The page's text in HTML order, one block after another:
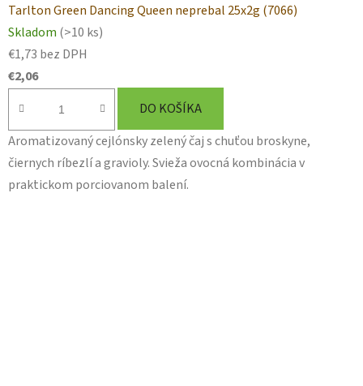
Tarlton Green Dancing Queen neprebal 25x2g (7066)
Skladom (>10 ks)
€1,73 bez DPH
€2,06
DO KOŠÍKA
Aromatizovaný cejlónsky zelený čaj s chuťou broskyne,
čiernych ríbezlí a gravioly. Svieža ovocná kombinácia v
praktickom porciovanom balení.